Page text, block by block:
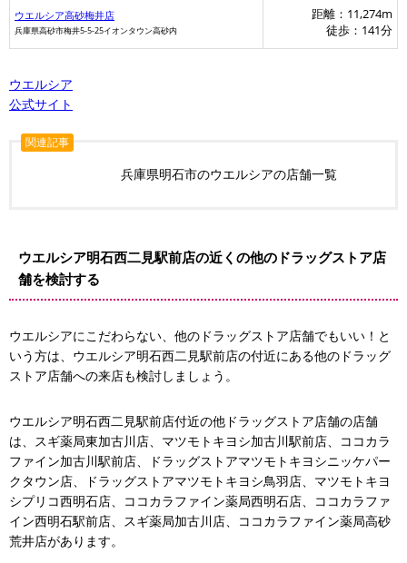
ウエルシア高砂梅井店
兵庫県高砂市梅井5-5-25イオンタウン高砂内
距離：11,274m
徒歩：141分
ウエルシア
公式サイト
関連記事
兵庫県明石市のウエルシアの店舗一覧
ウエルシア明石西二見駅前店の近くの他のドラッグストア店
舗を検討する
ウエルシアにこだわらない、他のドラッグストア店舗でもいい！と
いう方は、ウエルシア明石西二見駅前店の付近にある他のドラッグ
ストア店舗への来店も検討しましょう。
ウエルシア明石西二見駅前店付近の他ドラッグストア店舗の店舗
は、スギ薬局東加古川店、マツモトキヨシ加古川駅前店、ココカラ
ファイン加古川駅前店、ドラッグストアマツモトキヨシニッケパー
クタウン店、ドラッグストアマツモトキヨシ鳥羽店、マツモトキヨ
シプリコ西明石店、ココカラファイン薬局西明石店、ココカラファ
イン西明石駅前店、スギ薬局加古川店、ココカラファイン薬局高砂
荒井店があります。